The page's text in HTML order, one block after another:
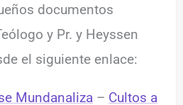
documentos
y Pr. y Heyssen
el siguiente enlace:
Mundanaliza – Cultos a